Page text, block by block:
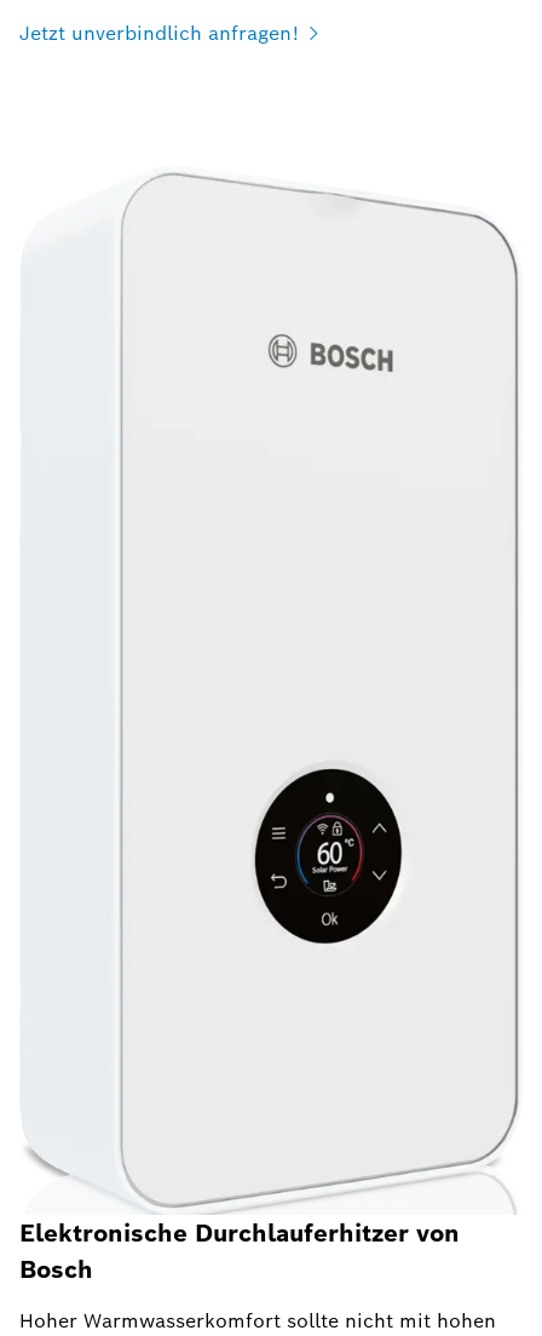
Jetzt unverbindlich anfragen!
Elektronische Durchlauferhitzer von
Bosch
Hoher Warmwasserkomfort sollte nicht mit hohen